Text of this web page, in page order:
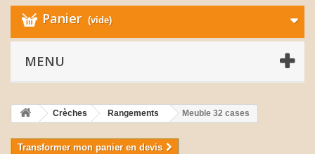
Panier (vide)
MENU
Crèches Rangements Meuble 32 cases
Transformer mon panier en devis